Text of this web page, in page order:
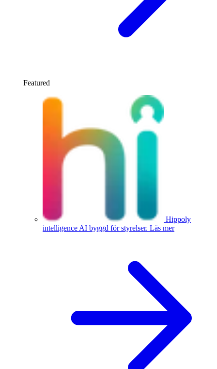
Featured
Hippoly
intelligence AI byggd för styrelser. Läs mer